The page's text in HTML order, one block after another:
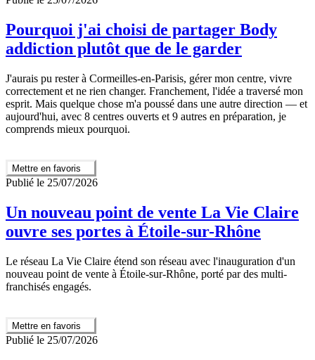
Pourquoi j'ai choisi de partager Body
addiction plutôt que de le garder
J'aurais pu rester à Cormeilles-en-Parisis, gérer mon centre, vivre
correctement et ne rien changer. Franchement, l'idée a traversé mon
esprit. Mais quelque chose m'a poussé dans une autre direction — et
aujourd'hui, avec 8 centres ouverts et 9 autres en préparation, je
comprends mieux pourquoi.
Mettre en favoris
Publié le 25/07/2026
Un nouveau point de vente La Vie Claire
ouvre ses portes à Étoile-sur-Rhône
Le réseau La Vie Claire étend son réseau avec l'inauguration d'un
nouveau point de vente à Étoile-sur-Rhône, porté par des multi-
franchisés engagés.
Mettre en favoris
Publié le 25/07/2026